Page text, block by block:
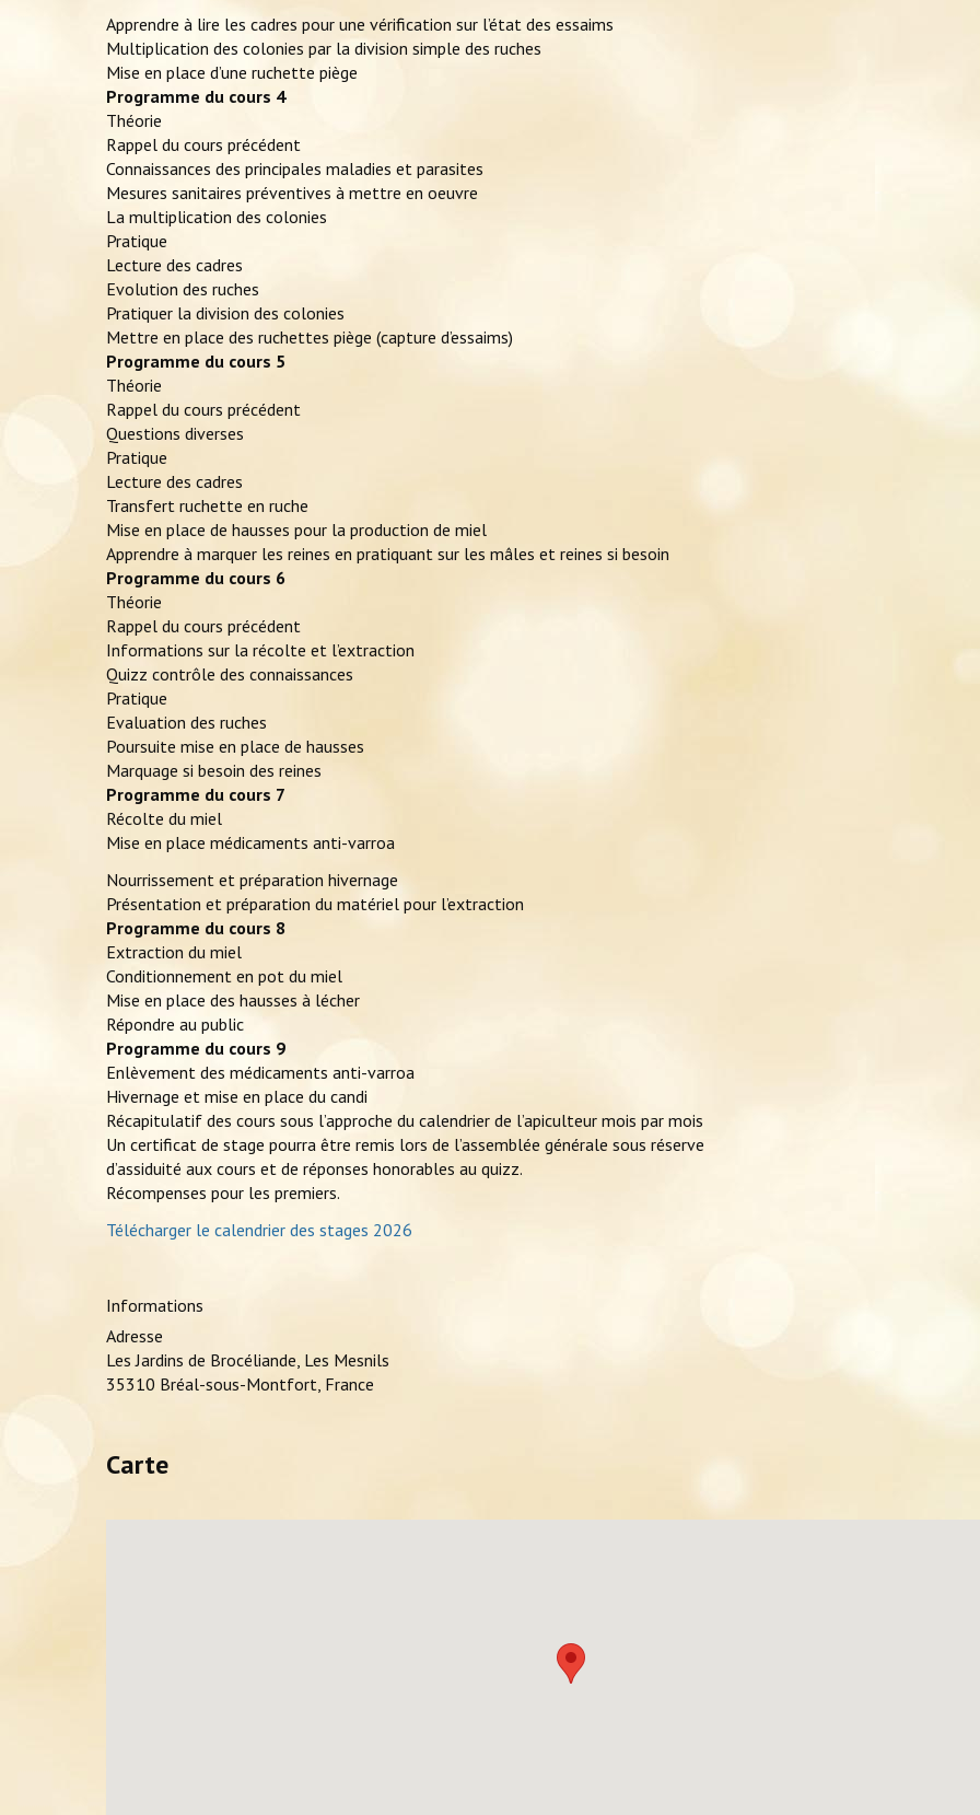
Apprendre à lire les cadres pour une vérification sur l’état des essaims
Multiplication des colonies par la division simple des ruches
Mise en place d’une ruchette piège
Programme du cours 4
Théorie
Rappel du cours précédent
Connaissances des principales maladies et parasites
Mesures sanitaires préventives à mettre en oeuvre
La multiplication des colonies
Pratique
Lecture des cadres
Evolution des ruches
Pratiquer la division des colonies
Mettre en place des ruchettes piège (capture d’essaims)
Programme du cours 5
Théorie
Rappel du cours précédent
Questions diverses
Pratique
Lecture des cadres
Transfert ruchette en ruche
Mise en place de hausses pour la production de miel
Apprendre à marquer les reines en pratiquant sur les mâles et reines si besoin
Programme du cours 6
Théorie
Rappel du cours précédent
Informations sur la récolte et l’extraction
Quizz contrôle des connaissances
Pratique
Evaluation des ruches
Poursuite mise en place de hausses
Marquage si besoin des reines
Programme du cours 7
Récolte du miel
Mise en place médicaments anti-varroa
Nourrissement et préparation hivernage
Présentation et préparation du matériel pour l’extraction
Programme du cours 8
Extraction du miel
Conditionnement en pot du miel
Mise en place des hausses à lécher
Répondre au public
Programme du cours 9
Enlèvement des médicaments anti-varroa
Hivernage et mise en place du candi
Récapitulatif des cours sous l’approche du calendrier de l’apiculteur mois par mois
Un certificat de stage pourra être remis lors de l’assemblée générale sous réserve
d’assiduité aux cours et de réponses honorables au quizz.
Récompenses pour les premiers.
Télécharger le calendrier des stages 2026
Informations
Adresse
Les Jardins de Brocéliande, Les Mesnils
35310 Bréal-sous-Montfort, France
Carte